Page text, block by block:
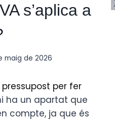
s’aplica a
maig de 2026
per fer
ha un apartat que
compte, ja que és